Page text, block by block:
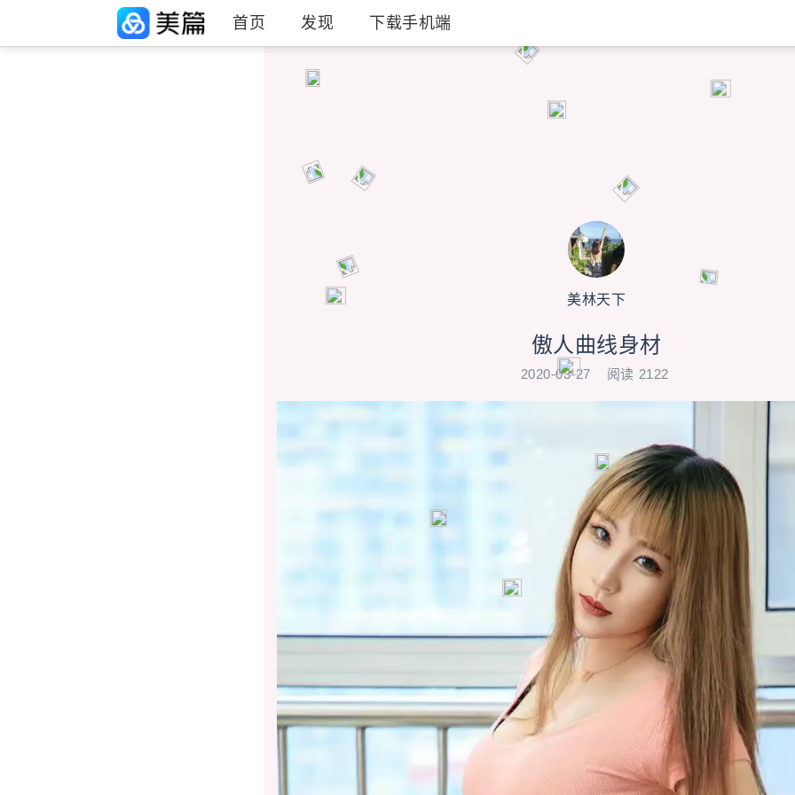
首页 发现 下载手机端
美林天下
傲人曲线身材
2020-03-27 阅读 2122